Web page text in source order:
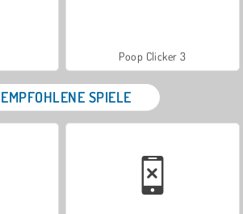
Poop Clicker 3
EMPFOHLENE SPIELE